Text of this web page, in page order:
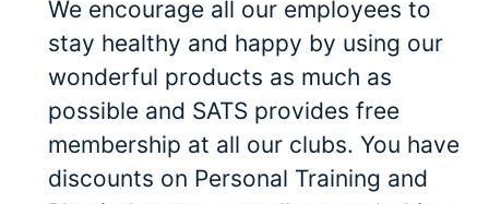
We encourage all our employees to
stay healthy and happy by using our
wonderful products as much as
possible and SATS provides free
membership at all our clubs. You have
discounts on Personal Training and